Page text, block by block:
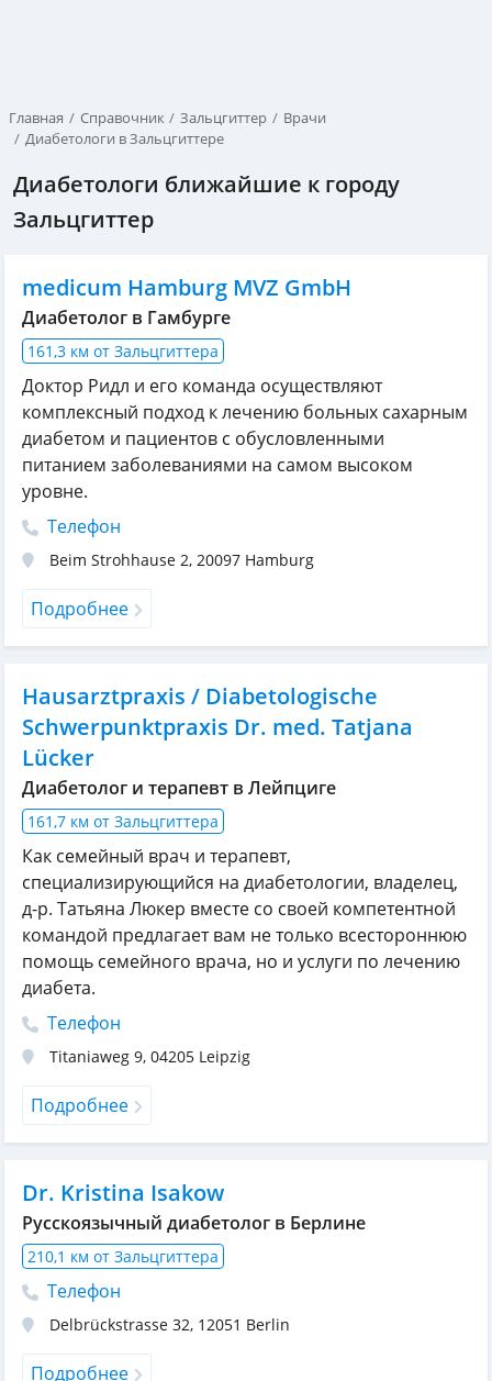
Главная Справочник Зальцгиттер
Врачи
Диабетологи в Зальцгиттере
Диабетологи ближайшие к городу
Зальцгиттер
medicum Hamburg MVZ GmbH
Диабетолог в Гамбурге
161,3 км от Зальцгиттера
Доктор Ридл и его команда осуществляют
комплексный подход к лечению больных сахарным
диабетом и пациентов с обусловленными
питанием заболеваниями на самом высоком
уровне.
Телефон
Beim Strohhause 2, 20097 Hamburg
Подробнее
Hausarztpraxis / Diabetologische
Schwerpunktpraxis Dr. med. Tatjana
Lücker
Диабетолог и терапевт в Лейпциге
161,7 км от Зальцгиттера
Как семейный врач и терапевт,
специализирующийся на диабетологии, владелец,
д-р. Татьяна Люкер вместе со своей компетентной
командой предлагает вам не только всестороннюю
помощь семейного врача, но и услуги по лечению
диабета.
Телефон
Titaniaweg 9, 04205 Leipzig
Подробнее
Dr. Kristina Isakow
Русскоязычный диабетолог в Берлине
210,1 км от Зальцгиттера
Телефон
Delbrückstrasse 32, 12051 Berlin
Подробнее